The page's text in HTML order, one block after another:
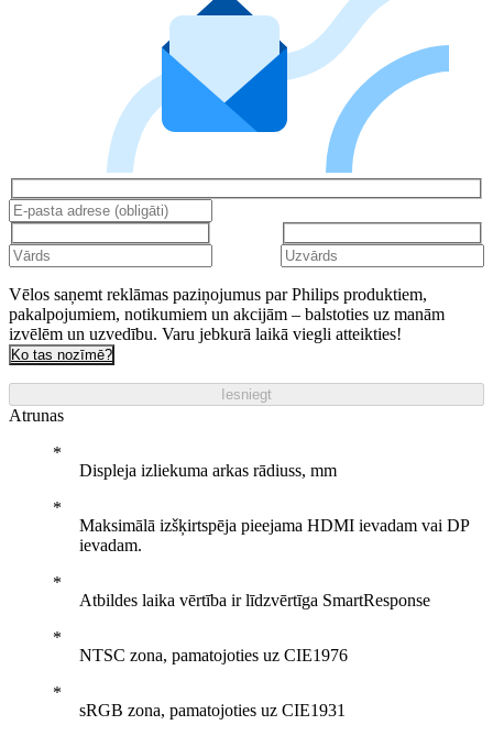
Vēlos saņemt reklāmas paziņojumus par Philips produktiem,
pakalpojumiem, notikumiem un akcijām – balstoties uz manām
izvēlēm un uzvedību. Varu jebkurā laikā viegli atteikties!
Ko tas nozīmē?
Iesniegt
Atrunas
Displeja izliekuma arkas rādiuss, mm
Maksimālā izšķirtspēja pieejama HDMI ievadam vai DP
ievadam.
Atbildes laika vērtība ir līdzvērtīga SmartResponse
NTSC zona, pamatojoties uz CIE1976
sRGB zona, pamatojoties uz CIE1931